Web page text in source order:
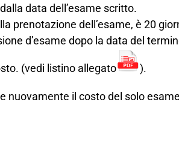
data dell’esame scritto.
prenotazione dell’esame, è 20
d’esame dopo la data del
(vedi listino allegato ).
nuovamente il costo del solo esame